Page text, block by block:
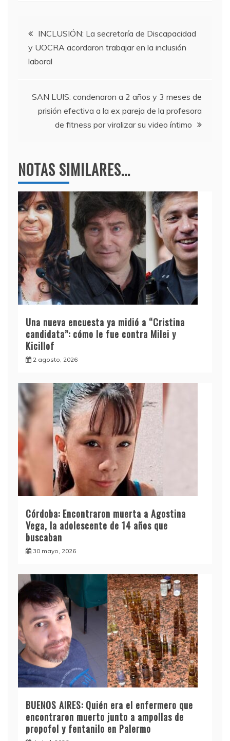
b
o
o
a
m
A
p
Navegación
de
INCLUSIÓN: La secretaría de Discapacidad
y UOCRA acordaron trabajar en la inclusión
laboral
SAN LUIS: condenaron a 2 años y 3 meses de
prisión efectiva a la ex pareja de la profesora
de fitness por viralizar su video íntimo
NOTAS SIMILARES...
Una nueva encuesta ya midió a “Cristina
candidata”: cómo le fue contra Milei y
Kicillof
2 agosto, 2026
Córdoba: Encontraron muerta a Agostina
Vega, la adolescente de 14 años que
buscaban
30 mayo, 2026
BUENOS AIRES: Quién era el enfermero que
encontraron muerto junto a ampollas de
propofol y fentanilo en Palermo